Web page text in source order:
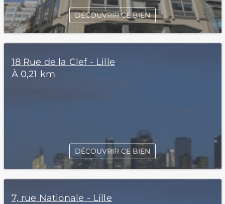
DÉCOUVRIR CE BIEN
18 Rue de la Clef - Lille
À 0,21 km
DÉCOUVRIR CE BIEN
7, rue Nationale - Lille